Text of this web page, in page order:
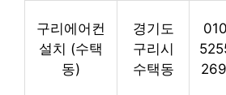
구리에어컨
설치 (수택
동)
경기도
구리시
수택동